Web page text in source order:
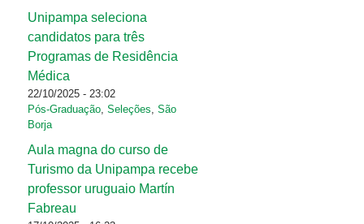
Unipampa seleciona
candidatos para três
Programas de Residência
Médica
22/10/2025 - 23:02
Pós-Graduação, Seleções, São
Borja
Aula magna do curso de
Turismo da Unipampa recebe
professor uruguaio Martín
Fabreau